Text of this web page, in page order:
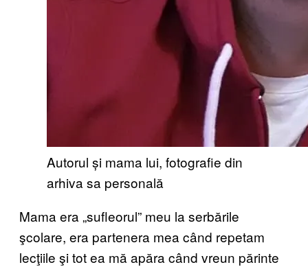
Autorul și mama lui, fotografie din
arhiva sa personală
Mama era „sufleorul” meu la serbările
şcolare, era partenera mea când repetam
lecţiile şi tot ea mă apăra când vreun părinte